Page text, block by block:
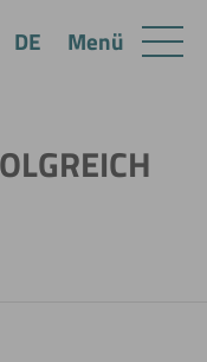
Menü
DE